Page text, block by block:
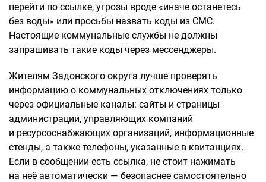
перейти по ссылке, угрозы вроде «иначе останетесь
без воды» или просьбы назвать коды из СМС.
Настоящие коммунальные службы не должны
запрашивать такие коды через мессенджеры.
Жителям Задонского округа лучше проверять
информацию о коммунальных отключениях только
через официальные каналы: сайты и страницы
администрации, управляющих компаний
и ресурсоснабжающих организаций, информационные
стенды, а также телефоны, указанные в квитанциях.
Если в сообщении есть ссылка, не стоит нажимать
на неё автоматически — безопаснее самостоятельно